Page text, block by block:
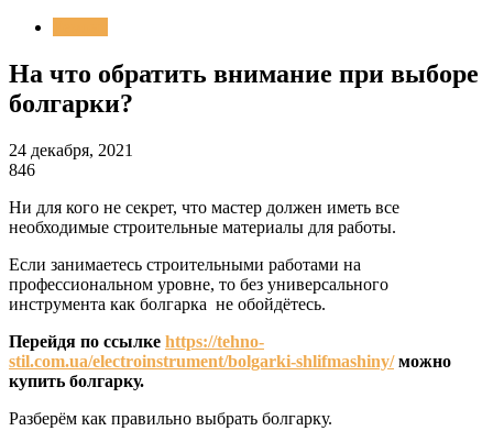
На что обратить внимание при выборе
болгарки?
24 декабря, 2021
846
Ни для кого не секрет, что мастер должен иметь все
необходимые строительные материалы для работы.
Если занимаетесь строительными работами на
профессиональном уровне, то без универсального
инструмента как болгарка не обойдётесь.
Перейдя по ссылке https://tehno-
stil.com.ua/electroinstrument/bolgarki-shlifmashiny/можно
купить болгарку.
Разберём как правильно выбрать болгарку.